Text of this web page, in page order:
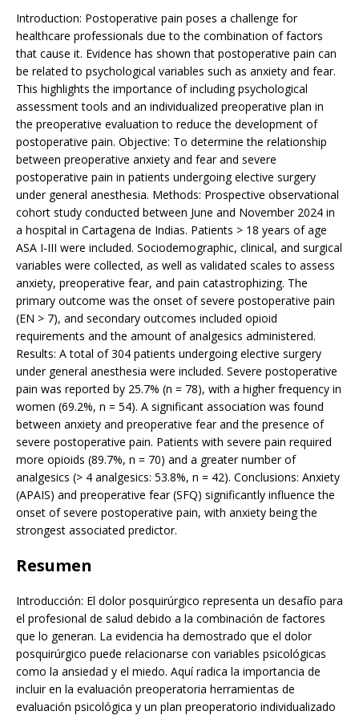
Introduction: Postoperative pain poses a challenge for
healthcare professionals due to the combination of factors
that cause it. Evidence has shown that postoperative pain can
be related to psychological variables such as anxiety and fear.
This highlights the importance of including psychological
assessment tools and an individualized preoperative plan in
the preoperative evaluation to reduce the development of
postoperative pain. Objective: To determine the relationship
between preoperative anxiety and fear and severe
postoperative pain in patients undergoing elective surgery
under general anesthesia. Methods: Prospective observational
cohort study conducted between June and November 2024 in
a hospital in Cartagena de Indias. Patients > 18 years of age
ASA I-III were included. Sociodemographic, clinical, and surgical
variables were collected, as well as validated scales to assess
anxiety, preoperative fear, and pain catastrophizing. The
primary outcome was the onset of severe postoperative pain
(EN > 7), and secondary outcomes included opioid
requirements and the amount of analgesics administered.
Results: A total of 304 patients undergoing elective surgery
under general anesthesia were included. Severe postoperative
pain was reported by 25.7% (n = 78), with a higher frequency in
women (69.2%, n = 54). A significant association was found
between anxiety and preoperative fear and the presence of
severe postoperative pain. Patients with severe pain required
more opioids (89.7%, n = 70) and a greater number of
analgesics (> 4 analgesics: 53.8%, n = 42). Conclusions: Anxiety
(APAIS) and preoperative fear (SFQ) significantly influence the
onset of severe postoperative pain, with anxiety being the
strongest associated predictor.
Resumen
Introducción: El dolor posquirúrgico representa un desafío para
el profesional de salud debido a la combinación de factores
que lo generan. La evidencia ha demostrado que el dolor
posquirúrgico puede relacionarse con variables psicológicas
como la ansiedad y el miedo. Aquí radica la importancia de
incluir en la evaluación preoperatoria herramientas de
evaluación psicológica y un plan preoperatorio individualizado